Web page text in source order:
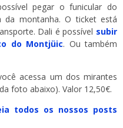
pegar o funicular do
montanha. O ticket está
Dali é possível subir
do Montjüic. Ou também
acessa um dos mirantes
foto abaixo). Valor 12,50€.
todos os nossos posts